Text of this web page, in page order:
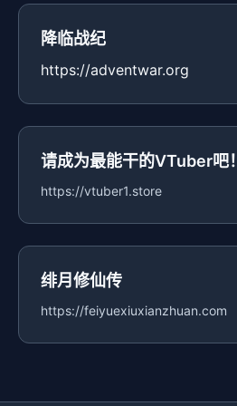
降临战纪
https://adventwar.org
请成为最能干的VTuber吧！
https://vtuber1.store
绯月修仙传
https://feiyuexiuxianzhuan.com